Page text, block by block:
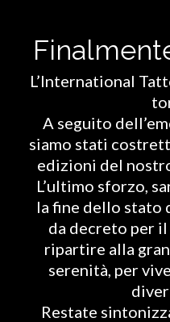
L’International
A seguito
siamo stati
edizioni del
L’ultimo sforzo,
la fine dello stato
da decreto per
ripartire alla
serenità, per
Restate